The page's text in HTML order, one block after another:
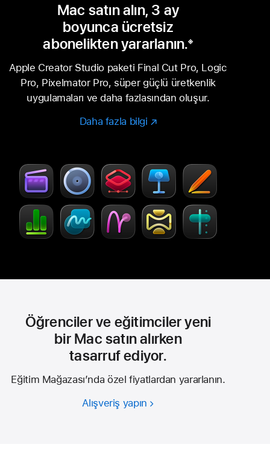
Mac satın alın, 3 ay
boyunca ücretsiz
abonelikten yararlanın.※
Apple Creator Studio paketi Final Cut Pro, Logic
Pro, Pixelmator Pro, süper güçlü üretkenlik
uygulamaları ve daha fazlasından oluşur.
Daha fazla bilgi Daha
edinin
-
Creator
Studio
(Yeni
Öğrenciler ve eğitimciler yeni
bir Mac satın alırken
tasarruf ediyor.
Eğitim Mağazası’nda özel fiyatlardan yararlanın.
Alışveriş yapın Öğrenciler